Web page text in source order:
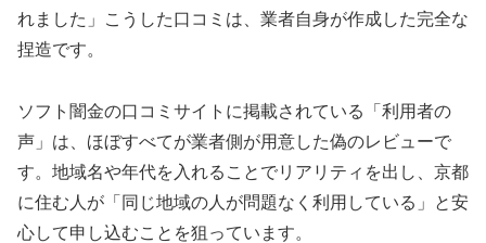
れました」こうした口コミは、業者自身が作成した完全な
捏造です。
ソフト闇金の口コミサイトに掲載されている「利用者の
声」は、ほぼすべてが業者側が用意した偽のレビューで
す。地域名や年代を入れることでリアリティを出し、京都
に住む人が「同じ地域の人が問題なく利用している」と安
心して申し込むことを狙っています。